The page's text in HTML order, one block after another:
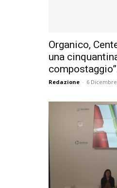
Organico,
una
Redazione - 6 Dicembre